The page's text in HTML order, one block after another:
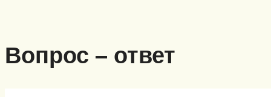
Вопрос – ответ